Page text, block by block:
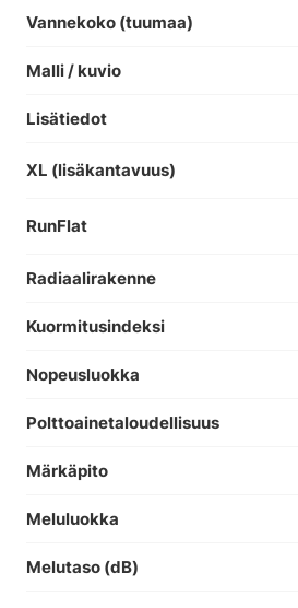
Vannekoko (tuumaa)
Malli / kuvio
Lisätiedot
XL (lisäkantavuus)
RunFlat
Radiaalirakenne
Kuormitusindeksi
Nopeusluokka
Polttoainetaloudellisuus
Märkäpito
Meluluokka
Melutaso (dB)